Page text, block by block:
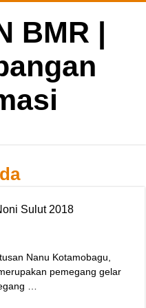
Sulut 2018
Nanu Kotamobagu,
pemegang gelar
…